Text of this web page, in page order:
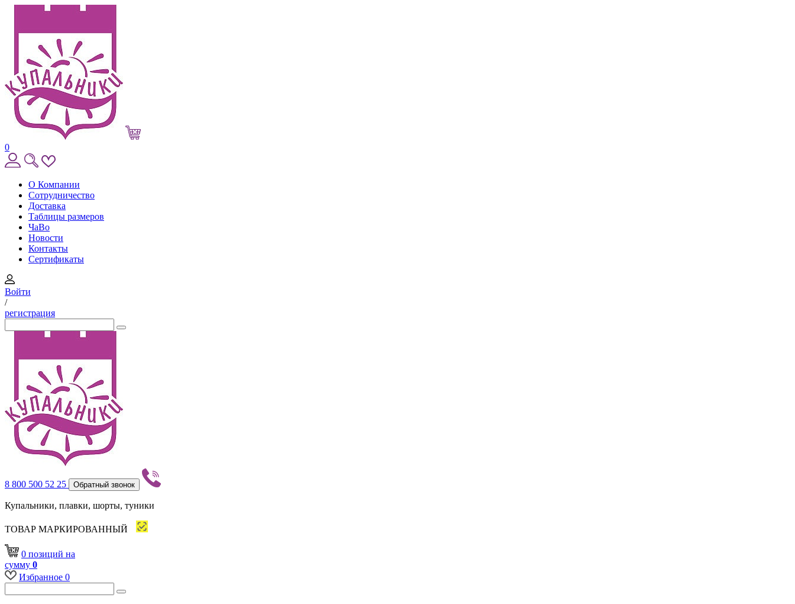
0
О Компании
Сотрудничество
Доставка
Таблицы размеров
ЧаВо
Новости
Контакты
Сертификаты
Войти
/
регистрация
8 800 500 52 25 Обратный звонок
Купальники, плавки, шорты, туники
ТОВАР МАРКИРОВАННЫЙ
0 позиций на
сумму 0
Избранное 0